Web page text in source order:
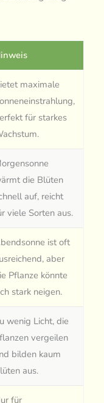
maximale
für starkes
die Blüten
auf, reicht
viele Sorten aus.
ist oft
aber
Pflanze könnte
stark neigen.
wenig Licht, die
vergeilen
bilden kaum
aus.
für